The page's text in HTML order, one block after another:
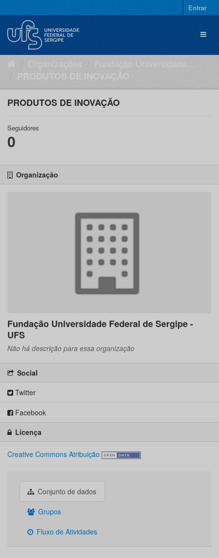
para
conteúdo
Entrar
PRODUTOS DE INOVAÇÃO
Seguidores
0
Organização
Fundação Universidade Federal de Sergipe -
UFS
Não há descrição para essa organização
Social
Twitter
Facebook
Licença
Creative Commons Atribuição
Conjunto de dados
Grupos
Fluxo de Atividades